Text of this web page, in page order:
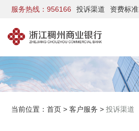
服务热线：956166 投诉渠道 资费标准
当前位置：首页 >客户服务 >投诉渠道